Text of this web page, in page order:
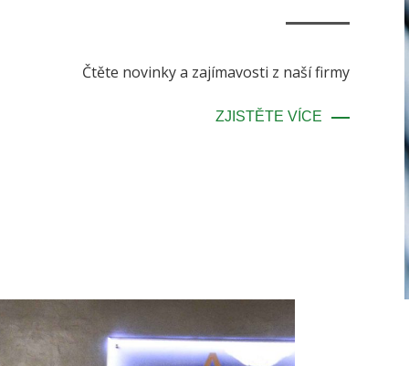
Čtěte novinky a zajímavosti z naší firmy
ZJISTĚTE VÍCE